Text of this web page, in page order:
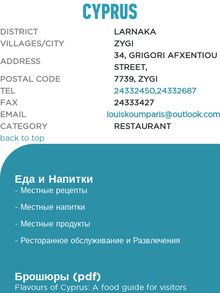
DISTRICT
LARNAKA
VILLAGES/CITY
ZYGI
ADDRESS
34, GRIGORI AFXENTIOU
STREET,
POSTAL CODE
7739, ZYGI
TEL
24332450,24332687
FAX
24333427
EMAIL
louiskoumparis@outlook.com
CATEGORY
RESTAURANT
back to top
Еда и Напитки
- Местные рецепты
- Местные напитки
- Местные продукты
- Ресторанное обслуживание и Развлечения
Брошюры (pdf)
Flavours of Cyprus: A food guide for visitors